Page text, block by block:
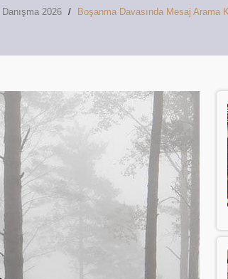
2026 Boşanma Davasında Mesaj Arama